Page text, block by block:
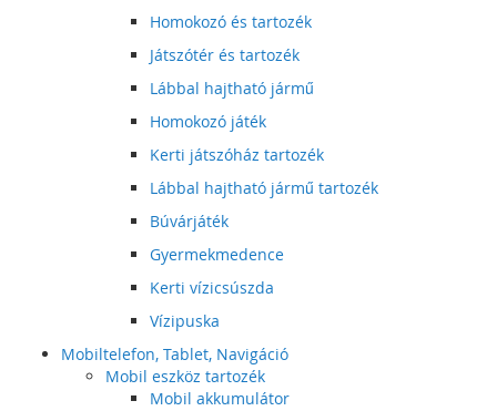
Homokozó és tartozék
Játszótér és tartozék
Lábbal hajtható jármű
Homokozó játék
Kerti játszóház tartozék
Lábbal hajtható jármű tartozék
Búvárjáték
Gyermekmedence
Kerti vízicsúszda
Vízipuska
Mobiltelefon, Tablet, Navigáció
Mobil eszköz tartozék
Mobil akkumulátor